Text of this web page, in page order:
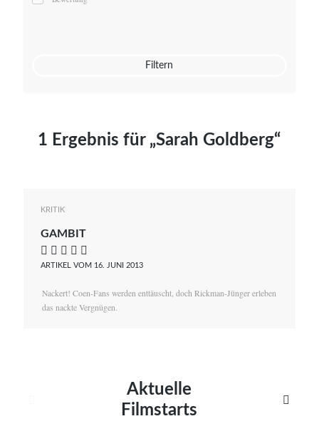
Mato von Vogelstein
Filtern
1 Ergebnis für „Sarah Goldberg“
KRITIK
GAMBIT
    
ARTIKEL VOM 16. JUNI 2013
Nackert! Coen-Fans werden enttäuscht, doch Rickman-Jünger erleben
das nackte Vergnügen.
Aktuelle
Filmstarts
